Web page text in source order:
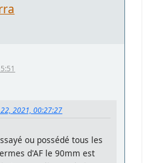
2021, 00:27:27
ou possédé tous les
d'AF le 90mm est